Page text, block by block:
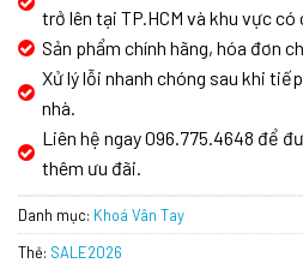
trở lên tại TP.HCM và khu vực có
Sản phẩm chính hãng, hóa đơn
Xử lý lỗi nhanh chóng sau khi
nhà.
Liên hệ ngay 096.775.4648 để
thêm ưu đãi.
Danh mục: Khoá Vân Tay
Thẻ: SALE2026